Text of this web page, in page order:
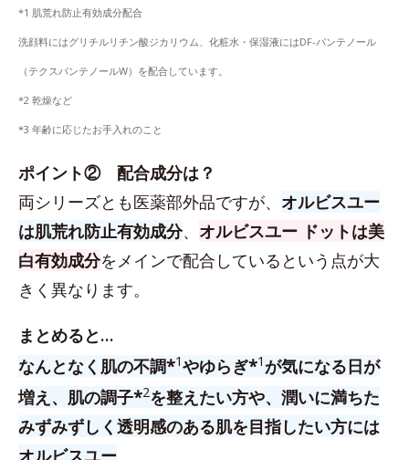
*1 肌荒れ防止有効成分配合
洗顔料にはグリチルリチン酸ジカリウム、化粧水・保湿液にはDF-パンテノール
（テクスパンテノールW）を配合しています。
*2 乾燥など
*3 年齢に応じたお手入れのこと
ポイント② 配合成分は？
両シリーズとも医薬部外品ですが、 オルビスユー
は肌荒れ防止有効成分、 オルビスユー ドットは美
白有効成分をメインで配合しているという点が大
きく異なります。
まとめると…
なんとなく肌の不調*1やゆらぎ*1 が気になる日が
増え、肌の調子*2を整えたい方や、潤いに満ちた
みずみずしく透明感のある肌を目指したい方には
オルビスユー、